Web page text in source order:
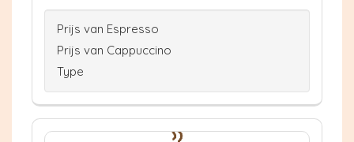
Prijs van Espresso
Prijs van Cappuccino
Type